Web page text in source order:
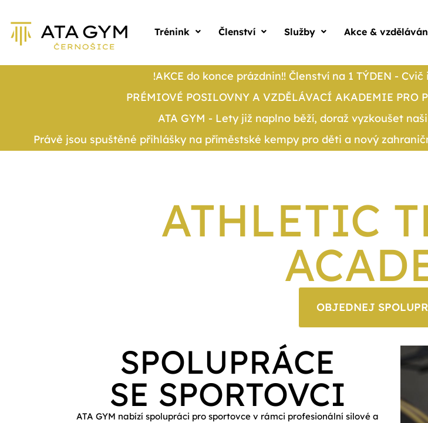
Trénink Členství Služby Akce &
!AKCE do konce prázdnin!! Členství na 1 TÝDEN -
PRÉMIOVÉ POSILOVNY A VZDĚLÁVACÍ AKADEMIE PRO
ATA GYM - Lety již naplno běží, doraž vyzkoušet
Právě jsou spuštěné přihlášky na příměstské kempy pro děti a nový
ATHLETIC
OBJEDNEJ
SPOLUPRÁCE
SE SPORTOVCI
ATA GYM nabízí spolupráci pro sportovce v rámci profesionální silové a